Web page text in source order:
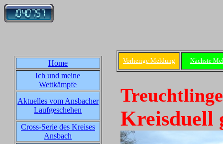
Home
Ich und meine
Wettkämpfe
Aktuelles vom Ansbacher
Laufgeschehen
Cross-Serie des Kreises
Ansbach
Vorherige Meldung Nächste
Kreisduell